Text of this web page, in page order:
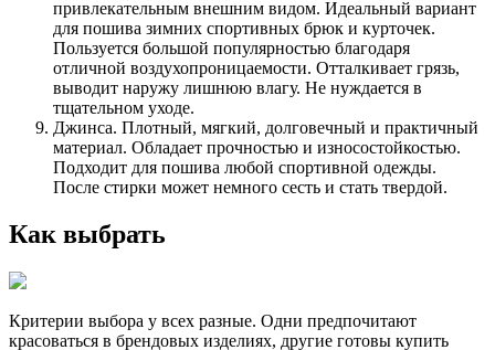
привлекательным внешним видом. Идеальный вариант
для пошива зимних спортивных брюк и курточек.
Пользуется большой популярностью благодаря
отличной воздухопроницаемости. Отталкивает грязь,
выводит наружу лишнюю влагу. Не нуждается в
тщательном уходе.
Джинса. Плотный, мягкий, долговечный и практичный
материал. Обладает прочностью и износостойкостью.
Подходит для пошива любой спортивной одежды.
После стирки может немного сесть и стать твердой.
Как выбрать
Критерии выбора у всех разные. Одни предпочитают
красоваться в брендовых изделиях, другие готовы купить